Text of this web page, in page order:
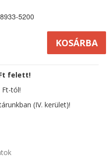
5200
felett!
Ft-tól!
(IV. kerület)!